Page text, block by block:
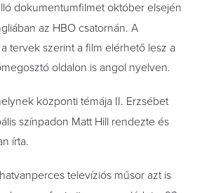
dokumentumfilmet október elsején
az HBO csatornán. A
tervek szerint a film elérhető lesz a
oldalon is angol nyelven.
központi témája II. Erzsébet
színpadon Matt Hill rendezte és
írta.
televíziós műsor azt is